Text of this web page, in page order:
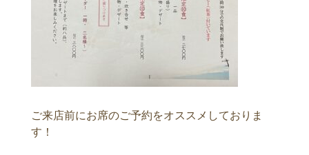
ご来店前にお席のご予約をオススメしておりま
す！